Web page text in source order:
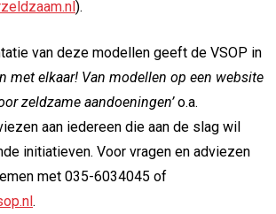
).
van deze modellen geeft de VSOP in
met elkaar! Van modellen op een website
zeldzame aandoeningen’o.a.
aan iedereen die aan de slag wil
initiatieven. Voor vragen en adviezen
met 035-6034045 of
.